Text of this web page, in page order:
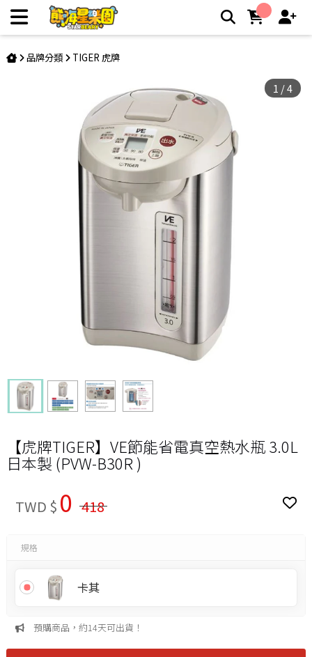
【虎牌TIGER】VE節能省電真空熱水瓶 3.0L日本製 (PVW-
B30R ) | 熊嗨星親子樂園夾娃娃機店
品牌分類 TIGER 虎牌
1 /4
【虎牌TIGER】VE節能省電真空熱水瓶 3.0L
日本製 (PVW-B30R )
TWD $ 0 418
規格
卡其
預購商品，約14天可出貨！